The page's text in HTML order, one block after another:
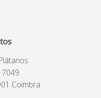
Coimbra